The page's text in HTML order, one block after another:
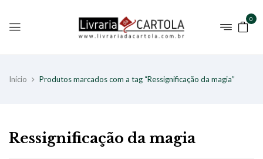
0
Início Produtos marcados com a tag “Ressignificação da magia”
Ressignificação da magia